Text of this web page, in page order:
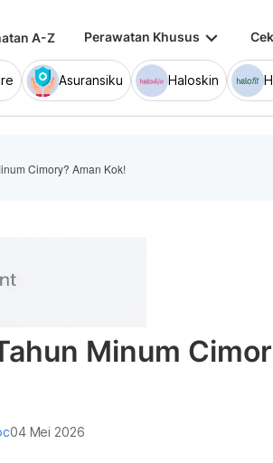
A-Z Perawatan Khusus keyboard_arrow_down
Asuransiku Haloskin
Cimory? Aman Kok!
Minum
04 Mei 2026